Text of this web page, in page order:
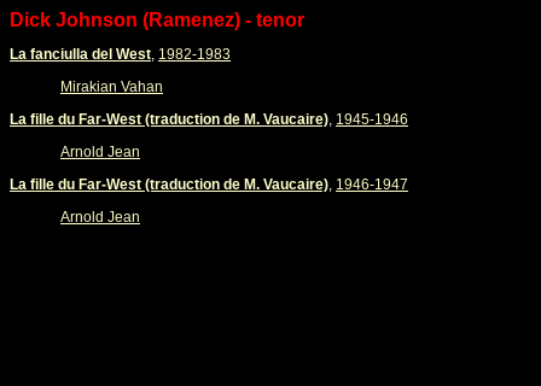
Dick Johnson (Ramenez) - tenor
La fanciulla del West, 1982-1983
Mirakian Vahan
La fille du Far-West (traduction de M. Vaucaire), 1945-1946
Arnold Jean
La fille du Far-West (traduction de M. Vaucaire), 1946-1947
Arnold Jean